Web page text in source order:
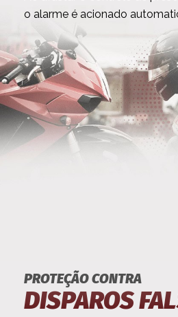
o alarme é acionado
PROTEÇÃO CONTRA
DISPAROS